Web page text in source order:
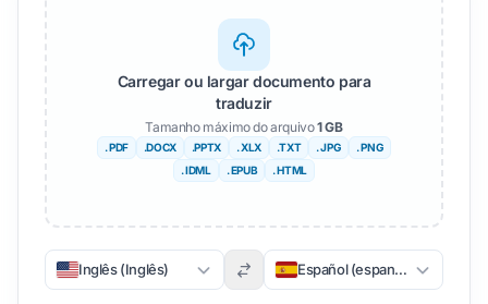
Carregar ou largar documento para
traduzir
Tamanho máximo do arquivo1 GB
. PDF .DOCX .PPTX . XLX .TXT . JPG
. PNG
. IDML
. EPUB . HTML
Inglês (Inglês) Español (espanhol)